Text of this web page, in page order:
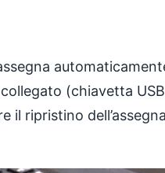
(chiavetta
il ripristino